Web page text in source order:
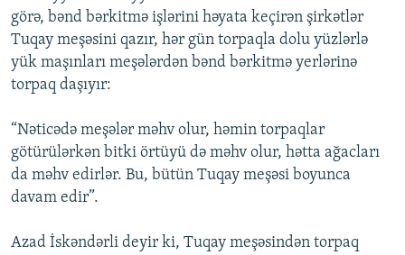
görə, bənd bərkitmə işlərini həyata keçirən şirkətlər
Tuqay meşəsini qazır, hər gün torpaqla dolu yüzlərlə
yük maşınları meşələrdən bənd bərkitmə yerlərinə
torpaq daşıyır:
“Nəticədə meşələr məhv olur, həmin torpaqlar
götürülərkən bitki örtüyü də məhv olur, hətta ağacları
da məhv edirlər. Bu, bütün Tuqay meşəsi boyunca
davam edir”.
Azad İskəndərli deyir ki, Tuqay meşəsindən torpaq